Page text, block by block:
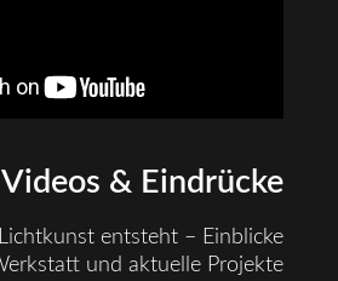
Videos & Eindrücke
entsteht – Einblicke
und aktuelle Projekte